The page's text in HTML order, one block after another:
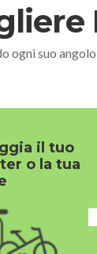
ogni suo
il tuo
o la tua